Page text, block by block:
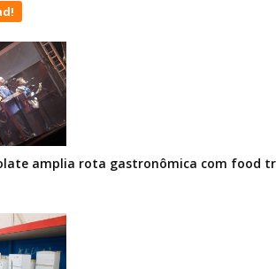
amplia rota gastronômica com food